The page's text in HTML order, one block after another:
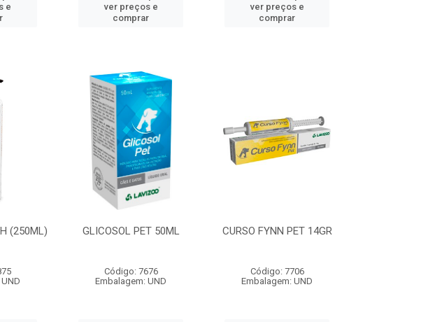
e
ver preços e
comprar
ver preços e
comprar
(250ML) GLICOSOL PET 50ML
Código: 7676
Embalagem: UND
CURSO FYNN PET 14GR
Código: 7706
Embalagem: UND